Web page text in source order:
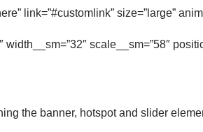
link=”#customlink” size=”large”
width__sm=”32″ scale__sm=”58″
the banner, hotspot and slider